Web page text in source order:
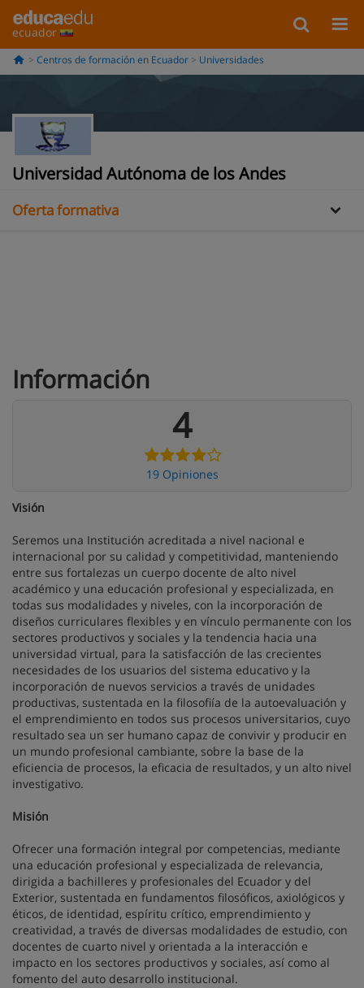
ecuador
Centros de formación en Ecuador Universidades
Universidad Autónoma de los Andes
Información
Opiniones
Oferta formativa
Información
4
19 Opiniones
Visión
Seremos una Institución acreditada a nivel nacional e
internacional por su calidad y competitividad, manteniendo
entre sus fortalezas un cuerpo docente de alto nivel
académico y una educación profesional y especializada, en
todas sus modalidades y niveles, con la incorporación de
diseños curriculares flexibles y en vínculo permanente con los
sectores productivos y sociales y la tendencia hacia una
universidad virtual, para la satisfacción de las crecientes
necesidades de los usuarios del sistema educativo y la
incorporación de nuevos servicios a través de unidades
productivas, sustentada en la filosofiía de la autoevaluación y
el emprendimiento en todos sus procesos universitarios, cuyo
resultado sea un ser humano capaz de convivir y producir en
un mundo profesional cambiante, sobre la base de la
eficiencia de procesos, la eficacia de resultados, y un alto nivel
investigativo.
Misión
Ofrecer una formación integral por competencias, mediante
una educación profesional y especializada de relevancia,
dirigida a bachilleres y profesionales del Ecuador y del
Exterior, sustentada en fundamentos filosóficos, axiológicos y
éticos, de identidad, espíritu crítico, emprendimiento y
creatividad, a través de diversas modalidades de estudio, con
docentes de cuarto nivel y orientada a la interacción e
impacto en los sectores productivos y sociales, así como al
fomento del auto desarrollo institucional.